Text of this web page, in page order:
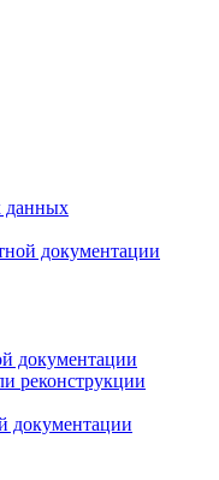
данных
документации
документации
реконструкции
документации